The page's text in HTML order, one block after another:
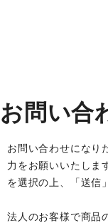
お問い合
お問い合わせになり
力をお願いいたしま
を選択の上、「送信
法人のお客様で商品